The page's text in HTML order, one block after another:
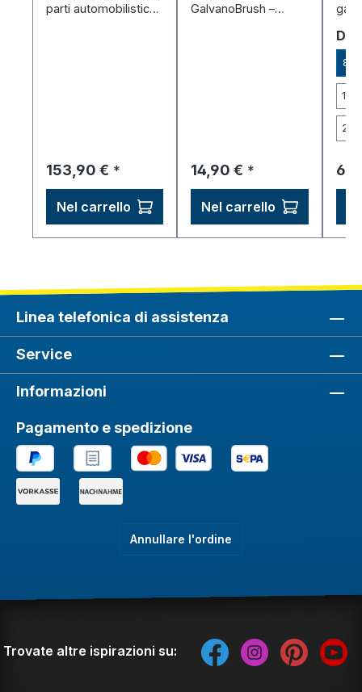
parti automobilistiche
Prezzo normale:
153,90 € *
Nel carrello
GalvanoBrush –
Prezzo normale:
14,90 € *
Nel carrello
8 x
15
20
Linea telefonica di assistenza
Service
Informazioni
Pagamento e spedizione
Annullare l'ordine
Trovate altre ispirazioni su: